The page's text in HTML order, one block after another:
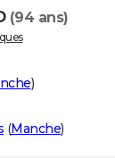
(94 ans)
)
(Manche)